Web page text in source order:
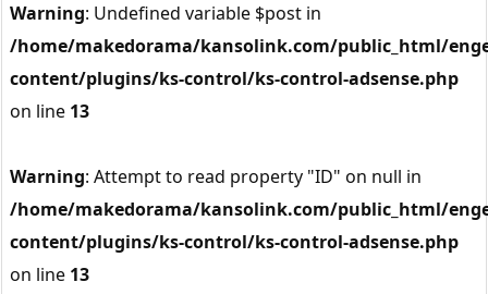
Warning: Undefined variable $post in
/home/makedorama/kansolink.com/public_html/
content/plugins/ks-control/ks-control-adsense.php
on line 13
Warning: Attempt to read property "ID" on null in
/home/makedorama/kansolink.com/public_html/
content/plugins/ks-control/ks-control-adsense.php
on line 13